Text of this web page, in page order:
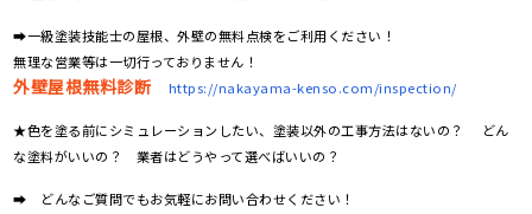
➡一級塗装技能士の屋根、外壁の無料点検をご利用ください！
無理な営業等は一切行っておりません！
外壁屋根無料診断 https://nakayama-kenso.com/inspection/
★色を塗る前にシミュレーションしたい、塗装以外の工事方法はないの？ どん
な塗料がいいの？ 業者はどうやって選べばいいの？
➡ どんなご質問でもお気軽にお問い合わせください！